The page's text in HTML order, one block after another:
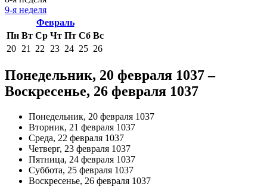
9-я неделя
Февраль
Пн Вт Ср Чт Пт Сб Вс
20 21 22 23 24 25 26
Понедельник, 20 февраля 1037 –
Воскресенье, 26 февраля 1037
Понедельник, 20 февраля 1037
Вторник, 21 февраля 1037
Среда, 22 февраля 1037
Четверг, 23 февраля 1037
Пятница, 24 февраля 1037
Суббота, 25 февраля 1037
Воскресенье, 26 февраля 1037